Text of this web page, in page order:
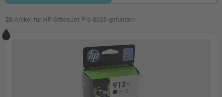
20 Artikel für HP OfficeJet Pro 8023 gefunden